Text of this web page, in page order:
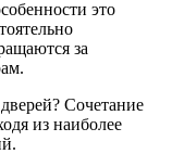
это
за
Сочетание
из наиболее